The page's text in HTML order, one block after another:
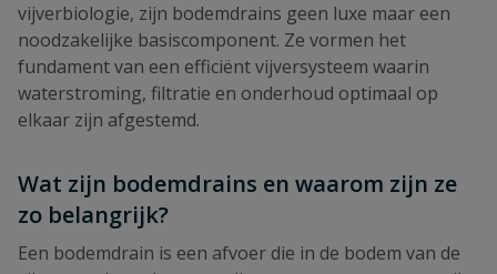
vijverbiologie, zijn bodemdrains geen luxe maar een
noodzakelijke basiscomponent. Ze vormen het
fundament van een efficiënt vijversysteem waarin
waterstroming, filtratie en onderhoud optimaal op
elkaar zijn afgestemd.
Wat zijn bodemdrains en waarom zijn ze
zo belangrijk?
Een bodemdrain is een afvoer die in de bodem van de